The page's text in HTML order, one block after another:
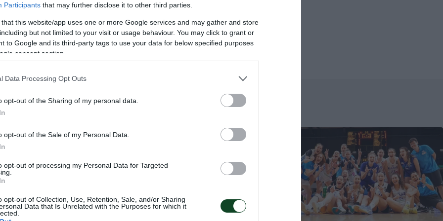
Participants that may further disclose it to other third parties.
that this website/app uses one or more Google services and may gather and store
but not limited to your visit or usage behaviour. You may click to grant or
to Google and its third-party tags to use your data for below specified purposes
consent section.
Data Processing Opt Outs
opt-out of the Sharing of my personal data.
opt-out of the Sale of my Personal Data.
opt-out of processing my Personal Data for Targeted
opt-out of Collection, Use, Retention, Sale, and/or Sharing
Data that Is Unrelated with the Purposes for which it
μας χαρούμενο. Είναι μεγάλη τιμή για εμένα που θα
αποτελώ μέλος του Παναθηναϊκού».